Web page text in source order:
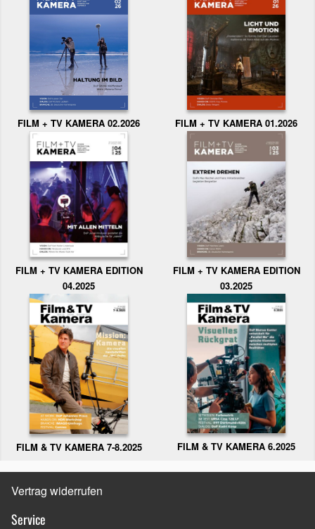
FILM + TV KAMERA 02.2026 FILM + TV KAMERA 01.2026
FILM + TV KAMERA EDITION
04.2025
FILM + TV KAMERA EDITION
03.2025
FILM & TV KAMERA 7-8.2025 FILM & TV KAMERA 6.2025
Vertrag widerrufen
Service